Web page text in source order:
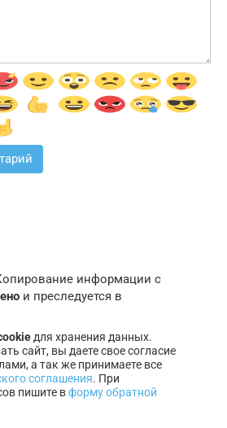
информации с
и преследуется в
для хранения данных.
сайт, вы даете свое согласие
а так же принимаете все
соглашения. При
пишите вформу обратной